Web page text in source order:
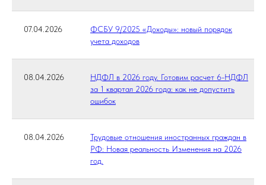
07.04.2026
ФСБУ 9/2025 «Доходы»: новый порядок
учета доходов
08.04.2026
НДФЛ в 2026 году. Готовим расчет 6-НДФЛ
за 1 квартал 2026 года: как не допустить
ошибок
08.04.2026
Трудовые отношения иностранных граждан в
РФ: Новая реальность Изменения на 2026
год.